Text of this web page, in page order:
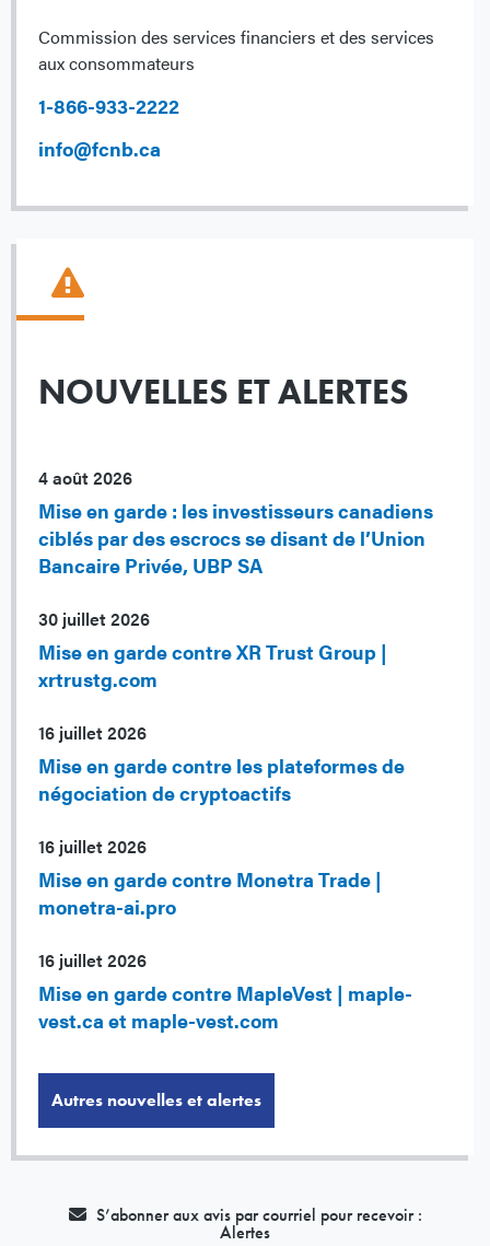
Commission des services financiers et des services
aux consommateurs
1-866-933-2222
info@fcnb.ca
NOUVELLES ET ALERTES
4 août 2026
Mise en garde : les investisseurs canadiens
ciblés par des escrocs se disant de l’Union
Bancaire Privée, UBP SA
30 juillet 2026
Mise en garde contre XR Trust Group |
xrtrustg.com
16 juillet 2026
Mise en garde contre les plateformes de
négociation de cryptoactifs
16 juillet 2026
Mise en garde contre Monetra Trade |
monetra-ai.pro
16 juillet 2026
Mise en garde contre MapleVest | maple-
vest.ca et maple-vest.com
Autres nouvelles et alertes
S’abonner aux avis par courriel pour recevoir :
Alertes